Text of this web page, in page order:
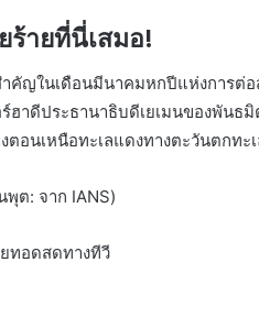
ร้ายที่นี่เสมอ!
คัญในเดือนมีนาคมหกปีแห่งการต่อ
ฮาดีประธานาธิบดีเยเมนของพันธ
ตอนเหนือทะเลแดงทางตะวันตกทะ
พุต: จาก IANS)
ทอดสดทางทีวี